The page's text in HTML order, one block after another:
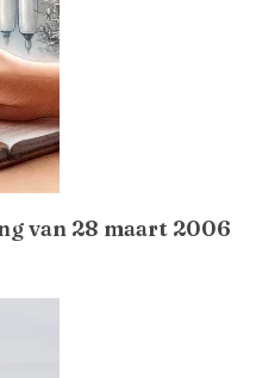
van 28 maart 2006